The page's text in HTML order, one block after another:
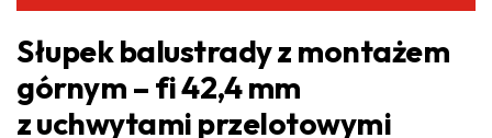
Słupek balustrady z montażem
górnym – fi 42,4 mm
z uchwytami przelotowymi